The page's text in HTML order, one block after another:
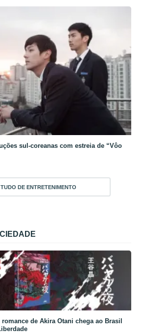
sul-coreanas com estreia de “Vôo
DE ENTRETENIMENTO
de Akira Otani chega ao Brasil